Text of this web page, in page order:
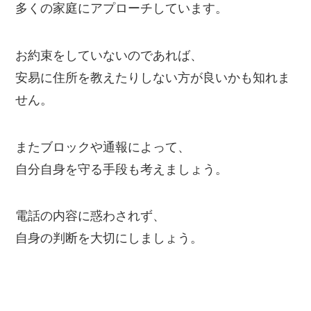
多くの家庭にアプローチしています。
お約束をしていないのであれば、
安易に住所を教えたりしない方が良いかも知れま
せん。
またブロックや通報によって、
自分自身を守る手段も考えましょう。
電話の内容に惑わされず、
自身の判断を大切にしましょう。